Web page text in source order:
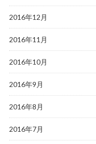
2016年12月
2016年11月
2016年10月
2016年9月
2016年8月
2016年7月